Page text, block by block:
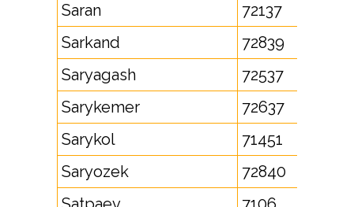
Saran
72137
Sarkand
72839
Saryagash
72537
Sarykemer
72637
Sarykol
71451
Saryozek
72840